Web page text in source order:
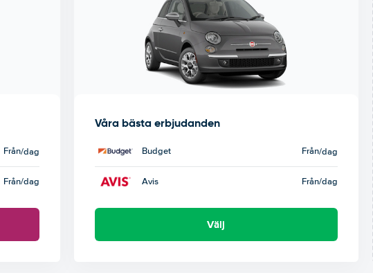
Från/dag
Från/dag
Våra bästa erbjudanden
Budget Från/dag
Avis Från/dag
Välj